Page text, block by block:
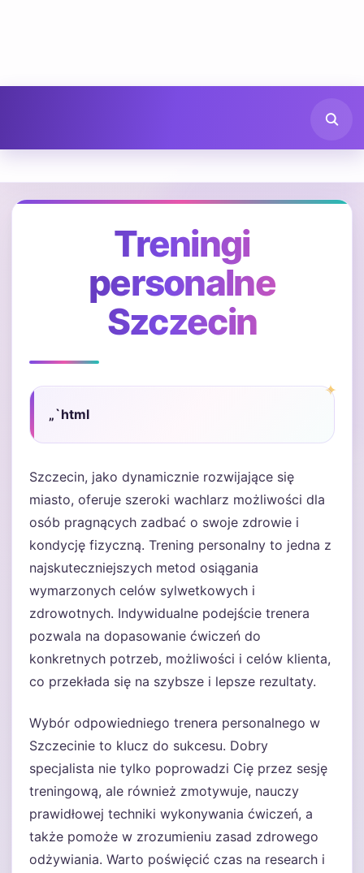
Treningi
personalne
Szczecin
„`html
Szczecin, jako dynamicznie rozwijające się
miasto, oferuje szeroki wachlarz możliwości dla
osób pragnących zadbać o swoje zdrowie i
kondycję fizyczną. Trening personalny to jedna z
najskuteczniejszych metod osiągania
wymarzonych celów sylwetkowych i
zdrowotnych. Indywidualne podejście trenera
pozwala na dopasowanie ćwiczeń do
konkretnych potrzeb, możliwości i celów klienta,
co przekłada się na szybsze i lepsze rezultaty.
Wybór odpowiedniego trenera personalnego w
Szczecinie to klucz do sukcesu. Dobry
specjalista nie tylko poprowadzi Cię przez sesję
treningową, ale również zmotywuje, nauczy
prawidłowej techniki wykonywania ćwiczeń, a
także pomoże w zrozumieniu zasad zdrowego
odżywiania. Warto poświęcić czas na research i